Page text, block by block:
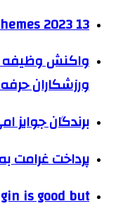
13 Free Event WordPress Themes 2023
واکنش وظیفه
ورزشکاران
برندگان جوایز امی ۲۰۲۴
پرداخت غرامت
is good but